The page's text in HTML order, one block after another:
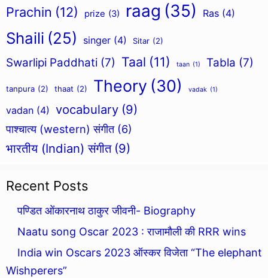
Prachin (12) prize (3) raag (35) Ras (4)
Shaili (25) singer (4) Sitar (2)
Swarlipi Paddhati (7) Taal (11) taan (1) Tabla (7)
tanpura (2) thaat (2) Theory (30) vadak (1)
vadan (4) vocabulary (9)
पाश्चात्य (western) संगीत (6)
भारतीय (Indian) संगीत (9)
Recent Posts
पण्डित ओंकारनाथ ठाकुर जीवनी- Biography
Naatu song Oscar 2023 : राजामौली की RRR wins
India win Oscars 2023 ऑस्कर विजेता “The elephant
Wishperers”